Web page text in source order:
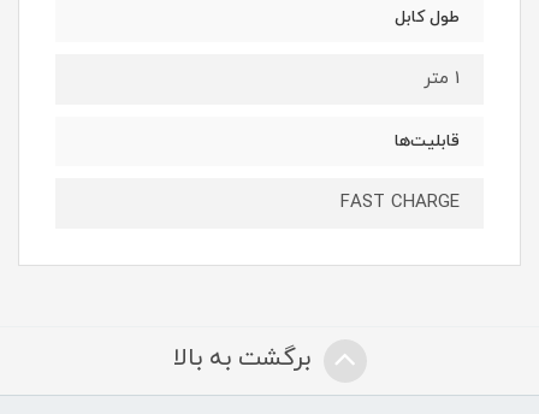
طول کابل
1 متر
قابلیت‌ها
FAST CHARGE
برگشت به بالا